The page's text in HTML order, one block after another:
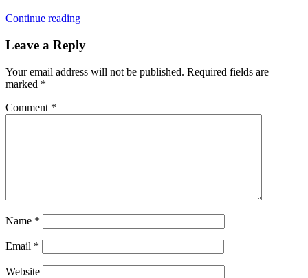
Continue reading
Leave a Reply
Your email address will not be published. Required fields are
marked *
Comment *
Name *
Email *
Website